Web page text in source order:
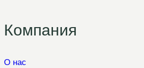
Компания
О нас